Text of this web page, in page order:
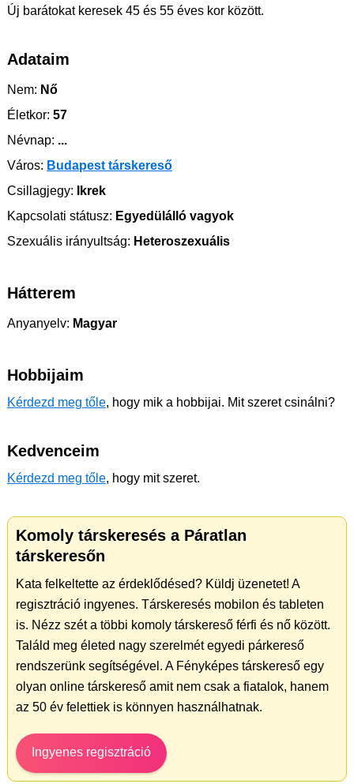
Új barátokat keresek 45 és 55 éves kor között.
Adataim
Nem: Nő
Életkor: 57
Névnap: ...
Város: Budapest társkereső
Csillagjegy: Ikrek
Kapcsolati státusz: Egyedülálló vagyok
Szexuális irányultság: Heteroszexuális
Hátterem
Anyanyelv: Magyar
Hobbijaim
Kérdezd meg tőle, hogy mik a hobbijai. Mit szeret csinálni?
Kedvenceim
Kérdezd meg tőle, hogy mit szeret.
Komoly társkeresés a Páratlan
társkeresőn
Kata felkeltette az érdeklődésed? Küldj üzenetet! A
regisztráció ingyenes. Társkeresés mobilon és tableten
is. Nézz szét a többi komoly társkereső férfi és nő között.
Találd meg életed nagy szerelmét egyedi párkereső
rendszerünk segítségével. A Fényképes társkereső egy
olyan online társkereső amit nem csak a fiatalok, hanem
az 50 év felettiek is könnyen használhatnak.
Ingyenes regisztráció